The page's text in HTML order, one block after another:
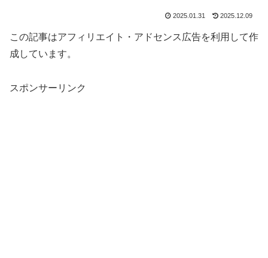
2025.01.31 2025.12.09
この記事はアフィリエイト・アドセンス広告を利用して作
成しています。
スポンサーリンク